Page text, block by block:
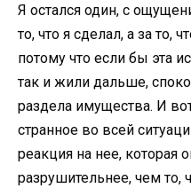
Я остался один, с
то, что я сделал, а за то,
потому что если бы эта
так и жили дальше,
раздела имущества. И
странное во всей
реакция на нее, которая
разрушительнее, чем то,